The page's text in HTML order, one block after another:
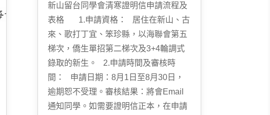
新山留台同學會清寒證明信申請流程及
表格 1.申請資格： 居住在新山、古
來、歌打丁宜、笨珍縣，以海聯會第五
梯次，僑生單招第二梯次及3+4輪調式
錄取的新生。 2.申請時間及審核時
間： 申請日期：8月1日至8月30日，
逾期恕不受理。審核結果：將會Email
通知同學。如需要證明信正本，在申請